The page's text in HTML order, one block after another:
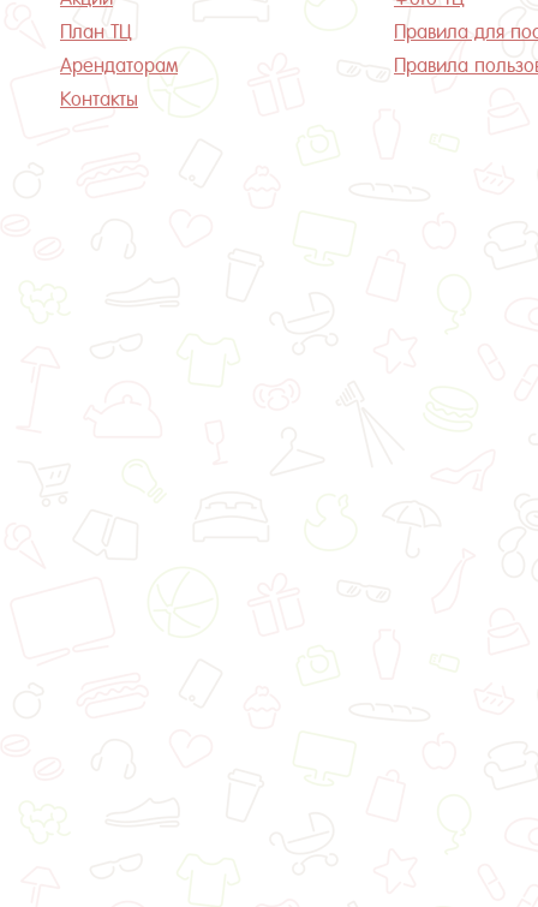
План ТЦ
Арендаторам
Контакты
Правила для
Правила